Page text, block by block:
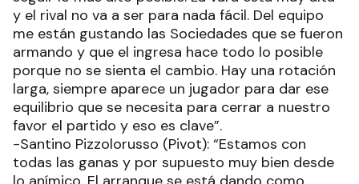
y el rival no va a ser para nada fácil. Del equipo
me están gustando las Sociedades que se fueron
armando y que el ingresa hace todo lo posible
porque no se sienta el cambio. Hay una rotación
larga, siempre aparece un jugador para dar ese
equilibrio que se necesita para cerrar a nuestro
favor el partido y eso es clave”.
-Santino Pizzolorusso (Pivot): “Estamos con
todas las ganas y por supuesto muy bien desde